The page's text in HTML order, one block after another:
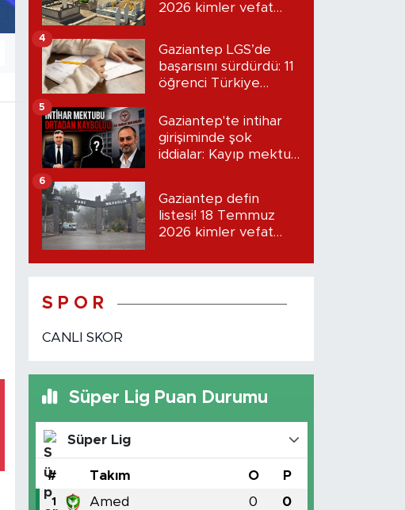
2026 kimler vefat
Gaziantep LGS’de
başarısını sürdürdü: 11
öğrenci Türkiye
4
Gaziantep'te intihar
girişiminde şok
iddialar: Kayıp mektup
5
Gaziantep defin
listesi! 18 Temmuz
2026 kimler vefat
6
S P O R
CANLI SKOR
Süper Lig Puan Durumu
Süper Lig
# Takım O P
1 Amed 0 0